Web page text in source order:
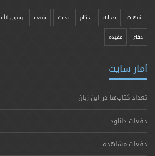
شبهات صحابه احکام بدعت شیعه رسول الله
دفاع عقیده
آمار سایت
تعداد کتاب‌ها در این زبان
دفعات دانلود
دفعات مشاهده